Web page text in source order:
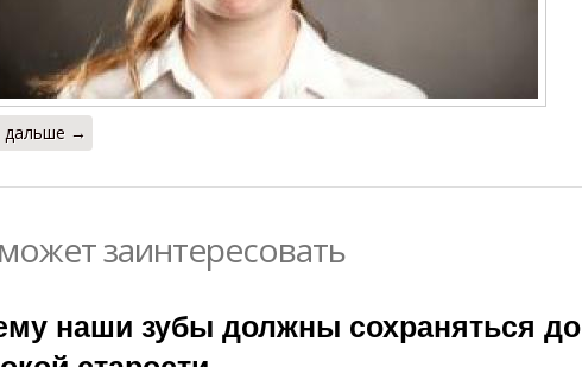
дальше →
заинтересовать
наши зубы должны сохраняться до